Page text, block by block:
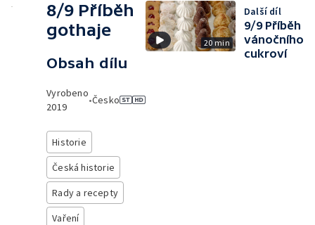
8/9 Příběh
gothaje
Obsah dílu
Vyrobeno
2019
•Česko
Historie
Česká historie
Rady a recepty
Vaření
20 min
Další díl
9/9 Příběh
vánočního
cukroví